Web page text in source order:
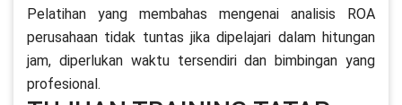
Pelatihan yang membahas mengenai analisis ROA
perusahaan tidak tuntas jika dipelajari dalam hitungan
jam, diperlukan waktu tersendiri dan bimbingan yang
profesional.